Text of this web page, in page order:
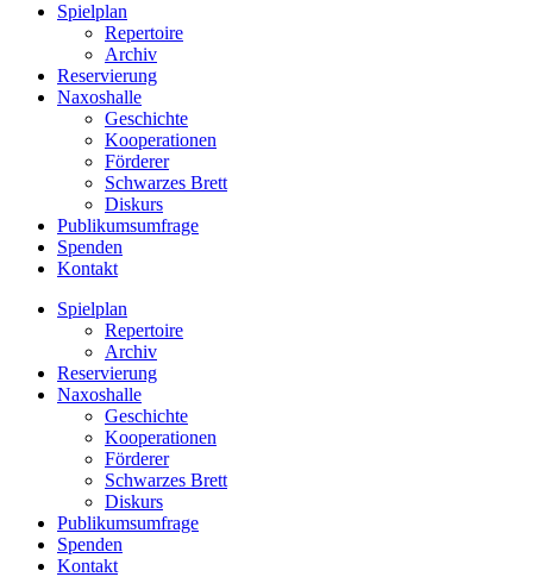
Spielplan
Repertoire
Archiv
Reservierung
Naxoshalle
Geschichte
Kooperationen
Förderer
Schwarzes Brett
Diskurs
Publikumsumfrage
Spenden
Kontakt
Spielplan
Repertoire
Archiv
Reservierung
Naxoshalle
Geschichte
Kooperationen
Förderer
Schwarzes Brett
Diskurs
Publikumsumfrage
Spenden
Kontakt